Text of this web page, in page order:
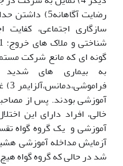
رضایت
سازگاری اجتماعی، کفایت
به بیماری های شدید
آموزشی بودند. پس از
خالی، افراد دارای این
آموزشی و یک گروه گواه
شد در حالی که گروه گواه